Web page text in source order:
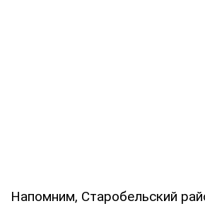
Напомним, Старобельский